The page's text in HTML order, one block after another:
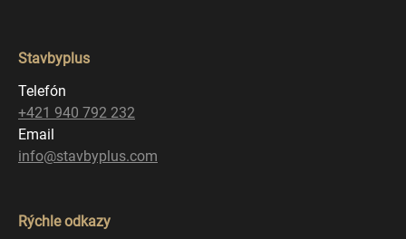
Stavbyplus
Telefón
+421 940 792 232
Email
info@stavbyplus.com
Rýchle odkazy